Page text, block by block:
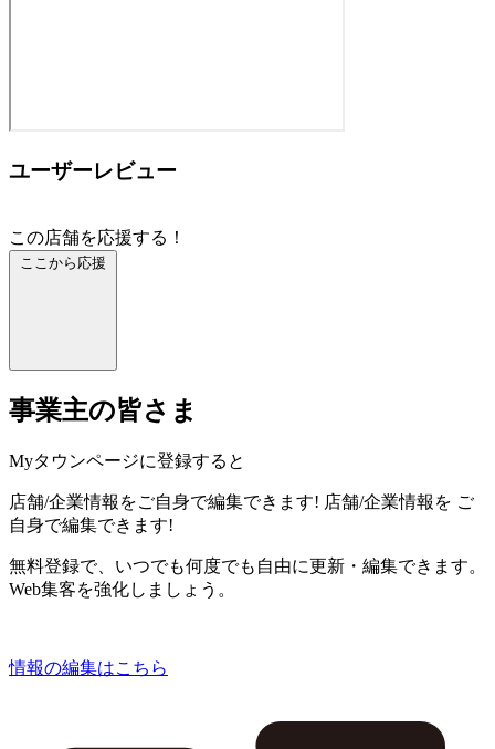
ユーザーレビュー
この店舗を応援する！
ここから応援
事業主の皆さま
Myタウンページに登録すると
店舗/企業情報をご自身で編集できます! 店舗/企業情報を ご
自身で編集できます!
無料登録で、いつでも何度でも自由に更新・編集できます。
Web集客を強化しましょう。
情報の編集はこちら